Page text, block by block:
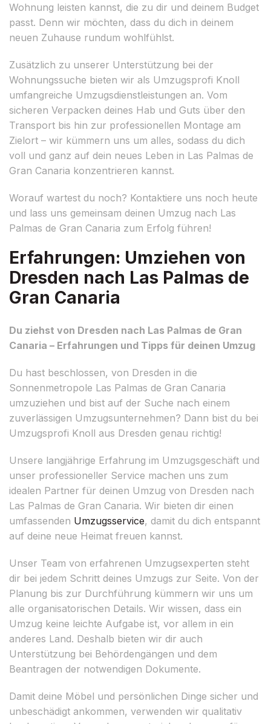
Wohnung leisten kannst, die zu dir und deinem Budget
passt. Denn wir möchten, dass du dich in deinem
neuen Zuhause rundum wohlfühlst.
Zusätzlich zu unserer Unterstützung bei der
Wohnungssuche bieten wir als Umzugsprofi Knoll
umfangreiche Umzugsdienstleistungen an. Vom
sicheren Verpacken deines Hab und Guts über den
Transport bis hin zur professionellen Montage am
Zielort – wir kümmern uns um alles, sodass du dich
voll und ganz auf dein neues Leben in Las Palmas de
Gran Canaria konzentrieren kannst.
Worauf wartest du noch? Kontaktiere uns noch heute
und lass uns gemeinsam deinen Umzug nach Las
Palmas de Gran Canaria zum Erfolg führen!
Erfahrungen: Umziehen von
Dresden nach Las Palmas de
Gran Canaria
Du ziehst von Dresden nach Las Palmas de Gran
Canaria – Erfahrungen und Tipps für deinen Umzug
Du hast beschlossen, von Dresden in die
Sonnenmetropole Las Palmas de Gran Canaria
umzuziehen und bist auf der Suche nach einem
zuverlässigen Umzugsunternehmen? Dann bist du bei
Umzugsprofi Knoll aus Dresden genau richtig!
Unsere langjährige Erfahrung im Umzugsgeschäft und
unser professioneller Service machen uns zum
idealen Partner für deinen Umzug von Dresden nach
Las Palmas de Gran Canaria. Wir bieten dir einen
umfassenden Umzugsservice, damit du dich entspannt
auf deine neue Heimat freuen kannst.
Unser Team von erfahrenen Umzugsexperten steht
dir bei jedem Schritt deines Umzugs zur Seite. Von der
Planung bis zur Durchführung kümmern wir uns um
alle organisatorischen Details. Wir wissen, dass ein
Umzug keine leichte Aufgabe ist, vor allem in ein
anderes Land. Deshalb bieten wir dir auch
Unterstützung bei Behördengängen und dem
Beantragen der notwendigen Dokumente.
Damit deine Möbel und persönlichen Dinge sicher und
unbeschädigt ankommen, verwenden wir qualitativ